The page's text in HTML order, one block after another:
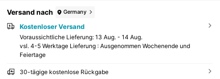
Versand nach Germany
Kostenloser Versand
Voraussichtliche Lieferung: 13 Aug. - 14 Aug.
vsl. 4-5 Werktage Lieferung : Ausgenommen Wochenende und
Feiertage
30-tägige kostenlose Rückgabe